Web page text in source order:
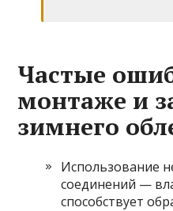
Частые
монтаже и
зимнего
Использование
соединений —
способствует